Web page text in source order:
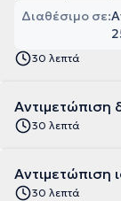
Διαθέσιμο σε:
30 λεπτά
Αντιμετώπιση
30 λεπτά
Αντιμετώπιση
30 λεπτά